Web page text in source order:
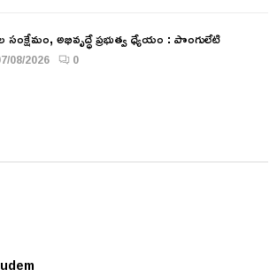
సంక్షేమం, అభివృద్ధే ప్రభుత్వ ధ్యేయం : పొంగులేటి
08/2026 0